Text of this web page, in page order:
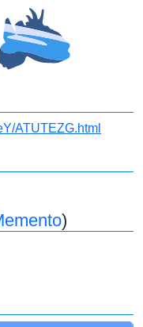
ATUTEZG.html
)